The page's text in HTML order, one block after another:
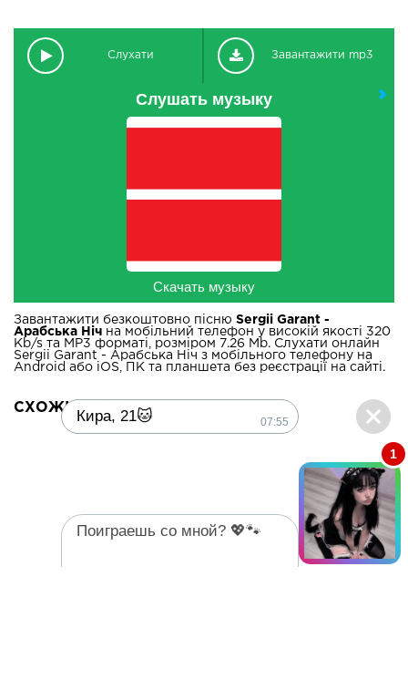
Слухати Завантажити mp3
Слушать музыку
Скачать музыку
Завантажити безкоштовно пісню Sergii Garant -
Арабська Ніч на мобільний телефон у високій якості 320
Kb/s та MP3 форматі, розміром 7.26 Mb. Слухати онлайн
Sergii Garant - Арабська Ніч з мобільного телефону на
Android або iOS, ПК та планшета без реєстрації на сайті.
СХОЖІ ТРЕКИ
Кира, 21🐱 07:55
1